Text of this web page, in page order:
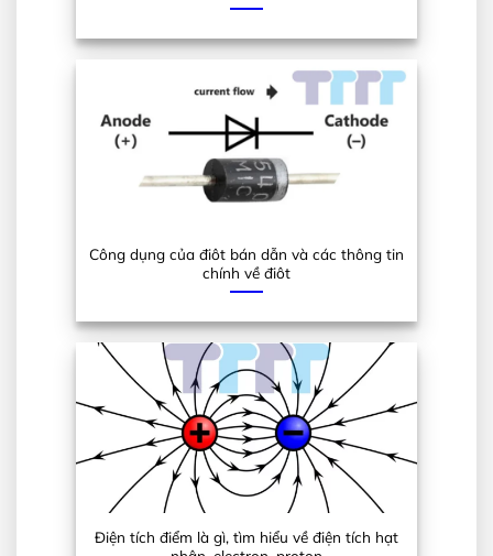
Công dụng của điôt bán dẫn và các thông tin
chính về điôt
Điện tích điểm là gì, tìm hiểu về điện tích hạt